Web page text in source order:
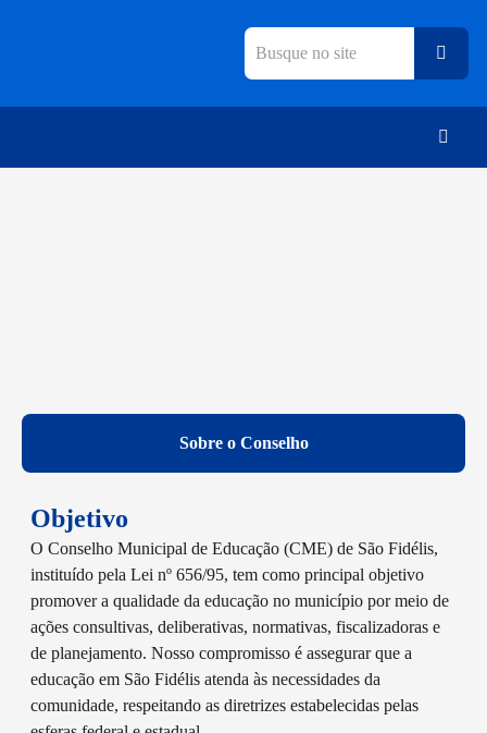
Sobre o Conselho
Objetivo
O Conselho Municipal de Educação (CME) de São Fidélis,
instituído pela Lei nº 656/95, tem como principal objetivo
promover a qualidade da educação no município por meio de
ações consultivas, deliberativas, normativas, fiscalizadoras e
de planejamento. Nosso compromisso é assegurar que a
educação em São Fidélis atenda às necessidades da
comunidade, respeitando as diretrizes estabelecidas pelas